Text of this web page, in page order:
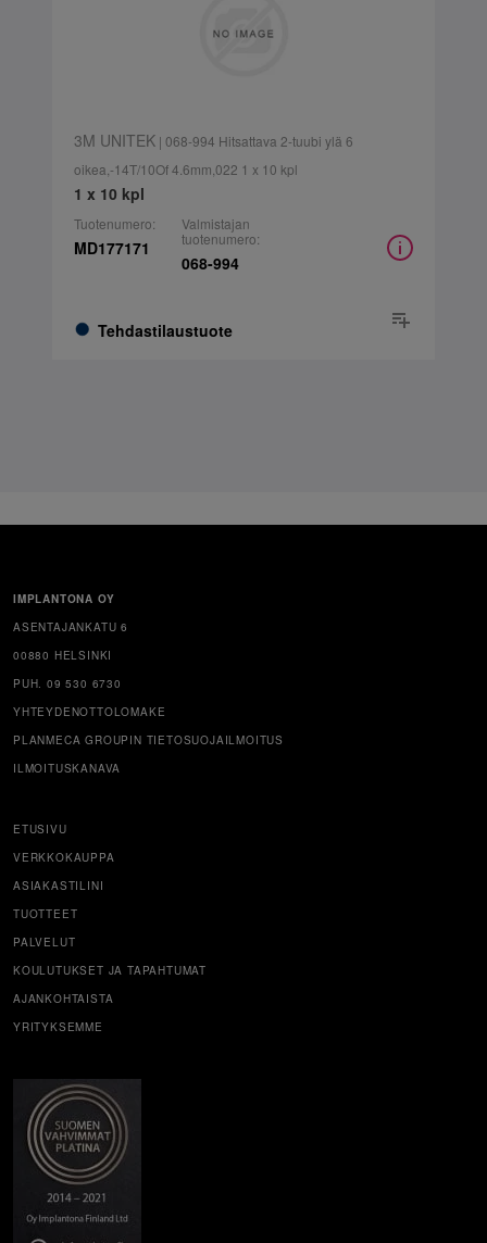
3M UNITEK| 068-994 Hitsattava 2-tuubi ylä 6
oikea,-14T/10Of 4.6mm,022 1 x 10 kpl
1 x 10 kpl
Tuotenumero:
MD177171
Tehdastilaustuote
Valmistajan
tuotenumero:
068-994
IMPLANTONA OY
ASENTAJANKATU 6
00880 HELSINKI
PUH. 09 530 6730
YHTEYDENOTTOLOMAKE
PLANMECA GROUPIN TIETOSUOJAILMOITUS
ILMOITUSKANAVA
ETUSIVU
VERKKOKAUPPA
ASIAKASTILINI
TUOTTEET
PALVELUT
KOULUTUKSET JA TAPAHTUMAT
AJANKOHTAISTA
YRITYKSEMME